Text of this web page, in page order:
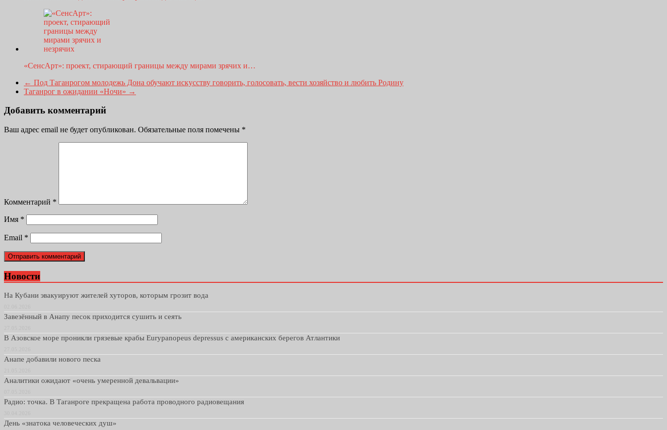
«СенсАрт»: проект, стирающий границы между мирами зрячих и…
← Под Таганрогом молодежь Дона обучают искусству говорить, голосовать, вести хозяйство и любить Родину
Таганрог в ожидании «Ночи» →
Добавить комментарий
Ваш адрес email не будет опубликован. Обязательные поля помечены *
Комментарий *
Имя *
Email *
Новости
На Кубани эвакуируют жителей хуторов, которым грозит вода
Завезённый в Анапу песок приходится сушить и сеять
В Азовское море проникли грязевые крабы Eurypanopeus depressus с американских берегов Атлантики
Анапе добавили нового песка
Аналитики ожидают «очень умеренной девальвации»
Радио: точка. В Таганроге прекращена работа проводного радиовещания
День «знатока человеческих душ»